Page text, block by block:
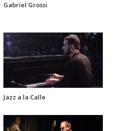
Gabriel Grossi
Jazz a la Calle